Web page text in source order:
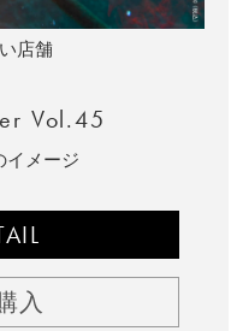
店舗
Vol.45
イメージ
入